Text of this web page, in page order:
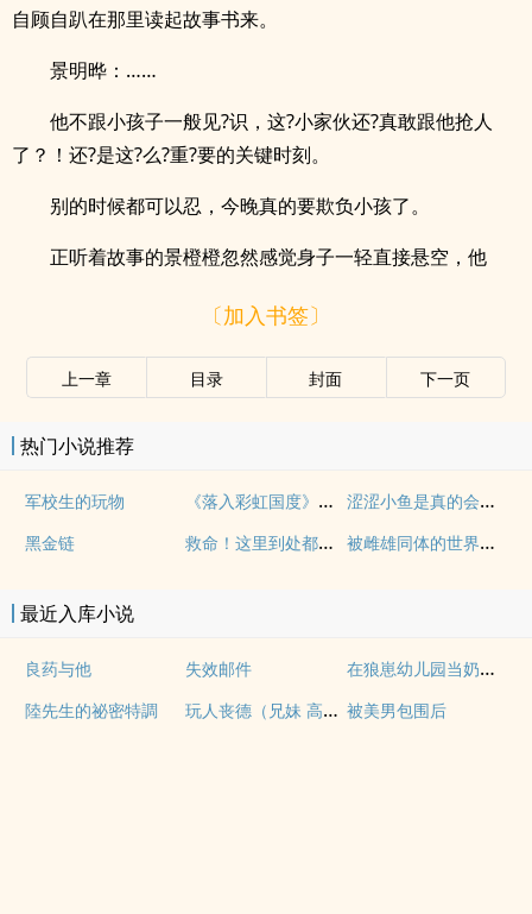
自顾自趴在那里读起故事书来。
景明晔：……
他不跟小孩子一般见?识，这?小家伙还?真敢跟他抢人
了？！还?是这?么?重?要的关键时刻。
别的时候都可以忍，今晚真的要欺负小孩了。
正听着故事的景橙橙忽然感觉身子一轻直接悬空，他
〔加入书签〕
上一章 目录 封面 下一页
热门小说推荐
军校生的玩物 《落入彩虹国度》穿越+西幻+言情 涩涩小鱼是真的会被干透
黑金链 救命！这里到处都是阴暗批（西幻NPH） 被雌雄同体的世界爆炒了（玄幻nph）
最近入库小说
良药与他 失效邮件 在狼崽幼儿园当奶爸的日常
陸先生的祕密特調 玩人丧德（兄妹 高H） 被美男包围后